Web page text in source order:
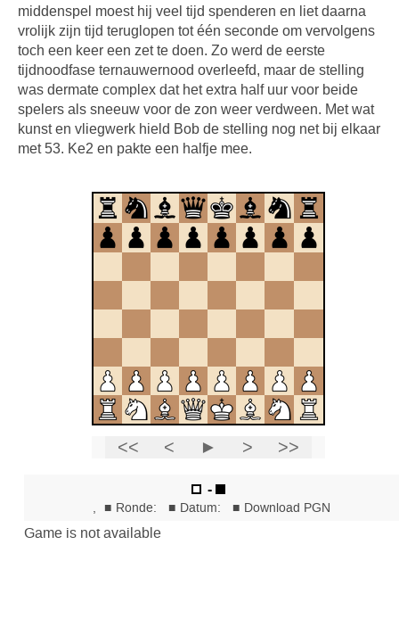
middenspel moest hij veel tijd spenderen en liet daarna
vrolijk zijn tijd teruglopen tot één seconde om vervolgens
toch een keer een zet te doen. Zo werd de eerste
tijdnoodfase ternauwernood overleefd, maar de stelling
was dermate complex dat het extra half uur voor beide
spelers als sneeuw voor de zon weer verdween. Met wat
kunst en vliegwerk hield Bob de stelling nog net bij elkaar
met 53. Ke2 en pakte een halfje mee.